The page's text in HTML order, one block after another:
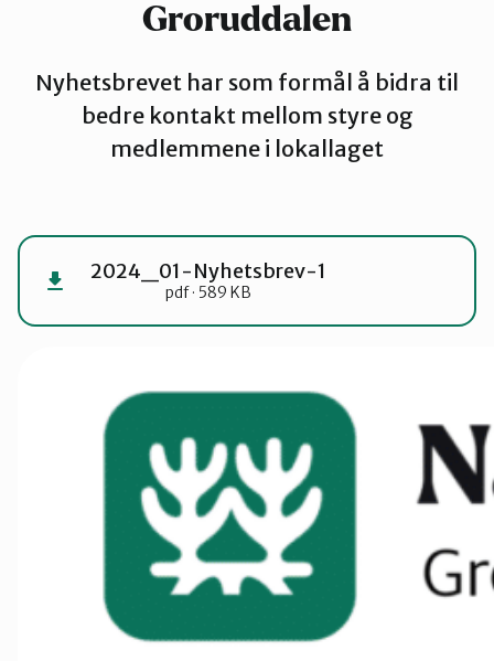
Aurskog-Høland
Bærum
Hurum og Røyken
Lillestrøm
Lørenskog
Nannestad og Gjerdrum
Groruddalen
Nyhetsbrevet har som formål å bidra til
bedre kontakt mellom styre og
medlemmene i lokallaget
2024_01-Nyhetsbrev-1
pdf · 589 KB